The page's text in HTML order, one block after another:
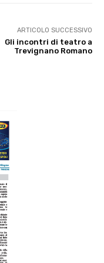
ARTICOLO SUCCESSIVO
Gli incontri di teatro a
Trevignano Romano